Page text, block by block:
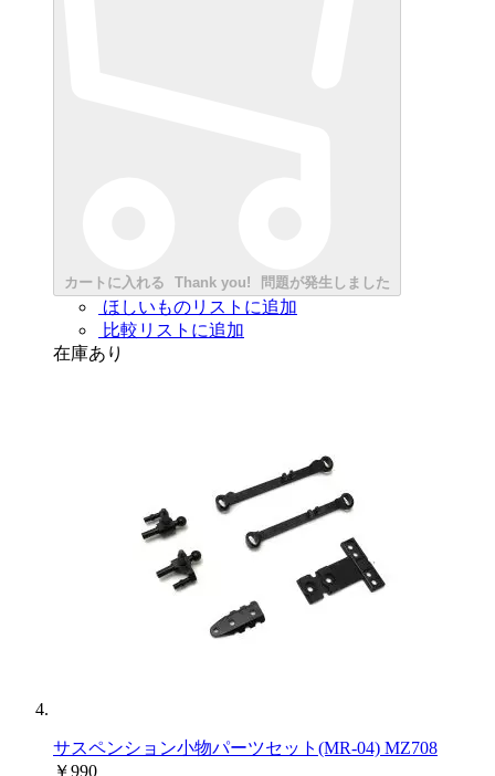
カートに入れる Thank you! 問題が発生しました
ほしいものリストに追加
比較リストに追加
在庫あり
サスペンション小物パーツセット(MR-04) MZ708
￥990